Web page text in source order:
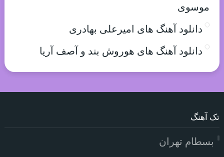
موسوی
دانلود آهنگ های امیرعلی بهادری
دانلود آهنگ های هوروش بند و آصف آریا
تک آهنگ
بسطام تهران